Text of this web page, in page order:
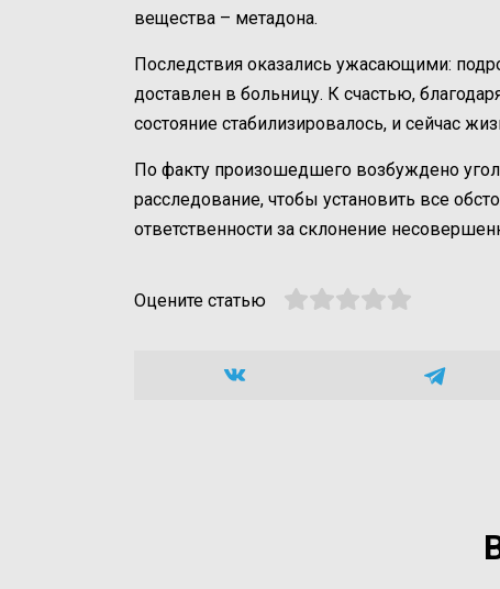
вещества – метадона.
Последствия оказались ужасающими:
доставлен в больницу. К счастью,
состояние стабилизировалось, и сейчас
По факту произошедшего возбуждено
расследование, чтобы установить все
ответственности за склонение
Оцените статью